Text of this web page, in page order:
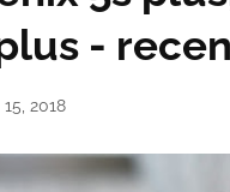
-
15, 2018